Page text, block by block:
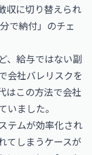
収に切り替えられ
で納付」のチェ
、給与ではない副
会社バレリスクを
はこの方法で会社
ました。
テムが効率化され
てしまうケースが